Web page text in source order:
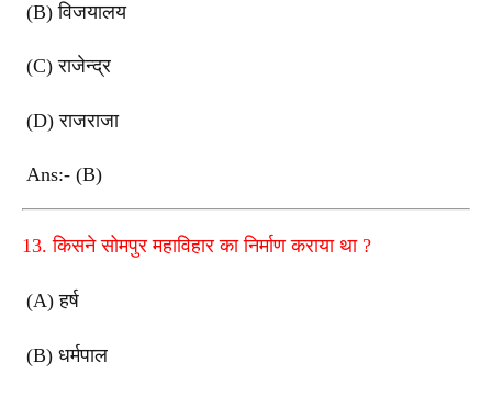
(B)विजयालय
(C)राजेन्द्र
(D)राजराजा
Ans:- (B)
13.किसने सोमपुर महाविहार का निर्माण कराया था ?
(A)हर्ष
(B) धर्मपाल